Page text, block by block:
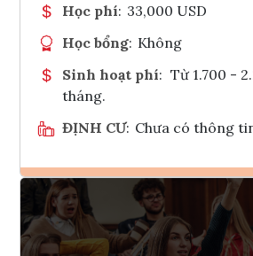
Học phí: 33,000 USD
Học bổng: Không
Sinh hoạt phí: Từ 1.700 -
tháng.
ĐỊNH CƯ: Chưa có thông
Ghi danh
Tham vấn